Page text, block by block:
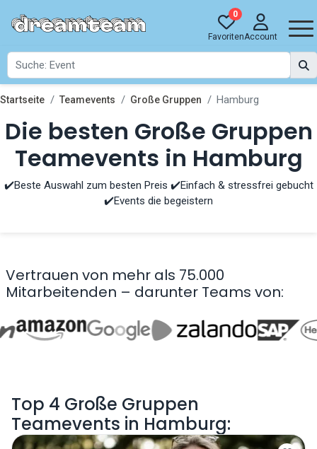
0
FavoritenAccount
Startseite Teamevents Große Gruppen Hamburg
Die besten Große Gruppen
Teamevents in Hamburg
✔️Beste Auswahl zum besten Preis ✔️Einfach & stressfrei gebucht
✔️Events die begeistern
Vertrauen von mehr als 75.000
Mitarbeitenden – darunter Teams von:
Top 4 Große Gruppen
Teamevents in Hamburg: